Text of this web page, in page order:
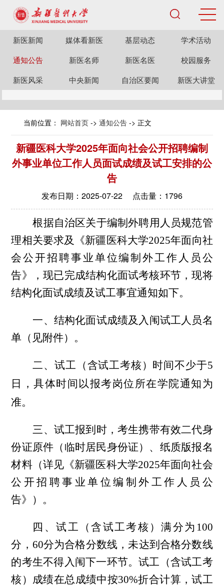
新医新闻 媒体看新医 基层动态
学术活动
通知公告
新医名师 新医名医
校园服务
新医风采
中央新闻 自治区要闻 新医大讲堂
当前位置： 网站首页 ->通知公告 -> 正文
新疆医科大学2025年面向社会公开招聘编制
外事业单位工作人员面试成绩及试工安排的公
告
发布日期：2025-07-22 点击量： 1796
根据自治区关于编制外聘用人员规范管
理相关要求及
《新疆医科大学2025年面向社
会公开招聘事业单位编制外工作人员公
告》
，现已完成结构化面试考核环节，现将
结构化面试成绩及试工事宜通知如下。
一、结构化面试成绩及入闱试工人员名
单（见附件）。
二、试工（含试工考核）时间不少于5
日，具体时间以报考岗位所在学院通知为
准。
三、试工报到时，考生携带有效二代身
份证原件（临时居民身份证）、纸质版报名
材料（详见《新疆医科大学2025年面向社会
公开招聘事业单位编制外工作人员公
告》）。
四、试工（含试工考核）满分为 100
分， 60分为合格分数线，未达到合格分数线
的考生不得入闱下一环节。试工（含试工考
核）成绩在总成绩中按30%折合计算，试工